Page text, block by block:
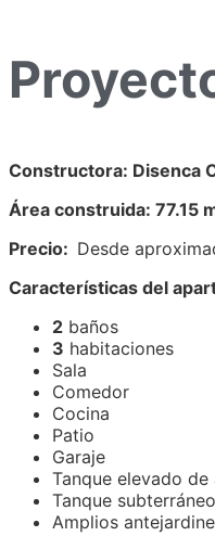
Constructora: Disenca
Área construida: 77.15
Precio: Desde
Características del
2 baños
3 habitaciones
Sala
Comedor
Cocina
Patio
Garaje
Tanque elevado
Tanque
Amplios